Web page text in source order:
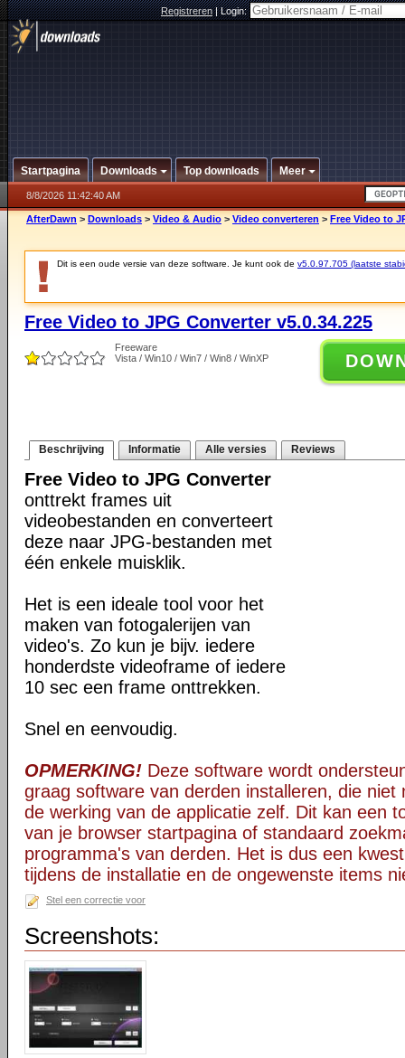
Registreren|Login:
Startpagina Downloads Top downloads Meer
8/8/2026 11:42:40 AM
AfterDawn > Downloads > Video & Audio > Video converteren > Free Video to
Dit is een oude versie van deze software. Je kunt ook de v5.0.97.705 (laatste
Free Video to JPG Converter v5.0.34.225
Freeware
Vista / Win10 / Win7 / Win8 / WinXP
Beschrijving Informatie Alle versies Reviews
Free Video to JPG Converter
onttrekt frames uit
videobestanden en converteert
deze naar JPG-bestanden met
één enkele muisklik.
Het is een ideale tool voor het
maken van fotogalerijen van
video's. Zo kun je bijv. iedere
honderdste videoframe of iedere
10 sec een frame onttrekken.
Snel en eenvoudig.
OPMERKING! Deze software wordt
graag software van derden installeren, die niet
de werking van de applicatie zelf. Dit kan een
van je browser startpagina of standaard
programma's van derden. Het is dus een
tijdens de installatie en de ongewenste items
Stel een correctie voor
Screenshots: